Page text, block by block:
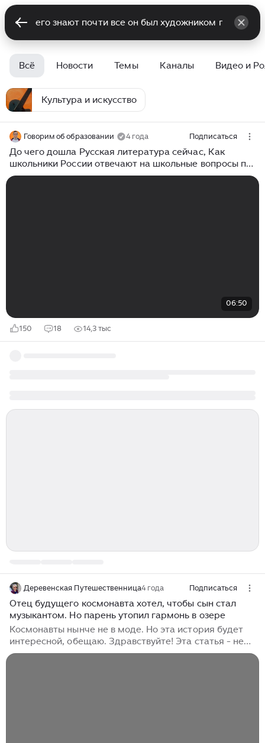
Всё Новости Темы Каналы Видео и
Культура и искусство
Говорим об образовании 4 года Подписаться
До чего дошла Русская литература сейчас, Как
школьники России отвечают на школьные вопросы по
литературе
06:50
150 18 14,3 тыс
Деревенская Путешественница4 года Подписаться
Отец будущего космонавта хотел, чтобы сын стал
музыкантом. Но парень утопил гармонь в озере
Космонавты нынче не в моде. Но эта история будет
интересной, обещаю. Здравствуйте! Эта статья - не
только рассказ о великих людях, но и своего рода